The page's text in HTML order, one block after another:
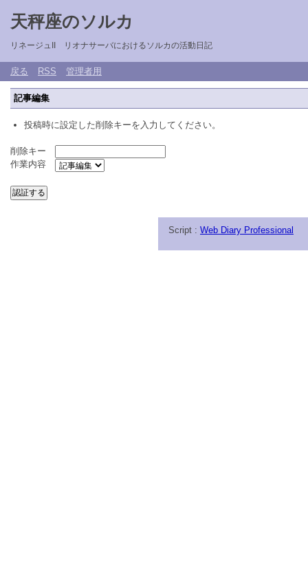
天秤座のソルカ
リネージュII リオナサーバにおけるソルカの活動日記
戻る RSS 管理者用
記事編集
投稿時に設定した削除キーを入力してください。
削除キー
作業内容
Script : Web Diary Professional